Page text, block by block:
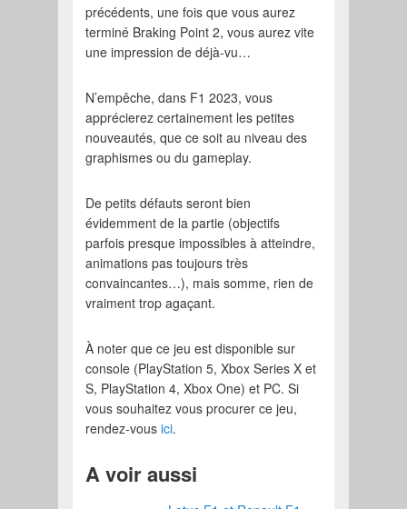
précédents, une fois que vous aurez
terminé Braking Point 2, vous aurez vite
une impression de déjà-vu…
N’empêche, dans F1 2023, vous
apprécierez certainement les petites
nouveautés, que ce soit au niveau des
graphismes ou du gameplay.
De petits défauts seront bien
évidemment de la partie (objectifs
parfois presque impossibles à atteindre,
animations pas toujours très
convaincantes…), mais somme, rien de
vraiment trop agaçant.
À noter que ce jeu est disponible sur
console (PlayStation 5, Xbox Series X et
S, PlayStation 4, Xbox One) et PC. Si
vous souhaitez vous procurer ce jeu,
rendez-vousici.
A voir aussi